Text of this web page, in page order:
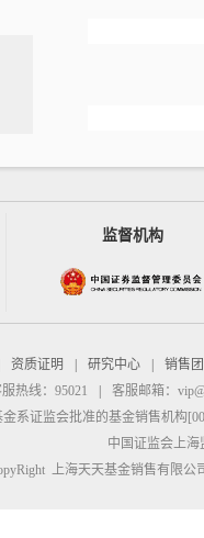
监督机构
资质证明 研究中心
销售
热线：95021
客服邮箱：
金系证监会批准的基金销售机构
中国证监会上
上海天天基金销售有限